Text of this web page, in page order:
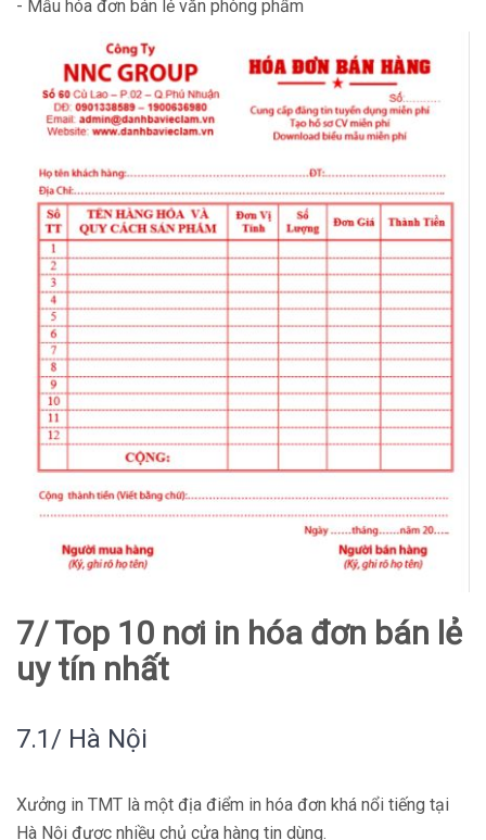
- Mẫu hóa đơn bán lẻ văn phòng phẩm
7/ Top 10 nơi in hóa đơn bán lẻ
uy tín nhất
7.1/ Hà Nội
Xưởng in TMT là một địa điểm in hóa đơn khá nổi tiếng tại
Hà Nội được nhiều chủ cửa hàng tin dùng.